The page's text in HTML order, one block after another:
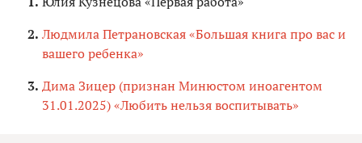
Людмила Петрановская «Большая книга про вас и
вашего ребенка»
Дима Зицер (признан Минюстом иноагентом
31.01.2025) «Любить нельзя воспитывать»